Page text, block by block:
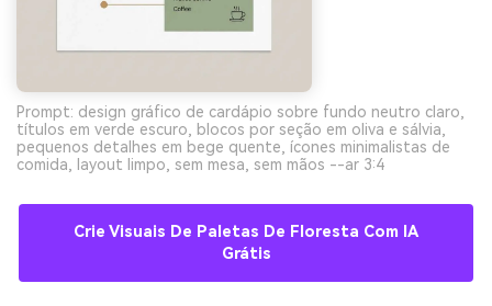
Prompt: design gráfico de cardápio sobre fundo neutro claro,
títulos em verde escuro, blocos por seção em oliva e sálvia,
pequenos detalhes em bege quente, ícones minimalistas de
comida, layout limpo, sem mesa, sem mãos --ar 3:4
Crie Visuais De Paletas De Floresta Com IA
Grátis